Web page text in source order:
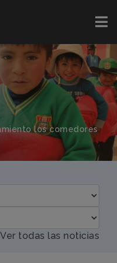
los comedores
Ver todas las noticias